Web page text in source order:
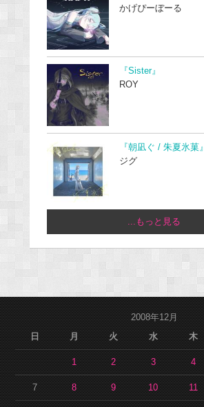
かげぴーぼーる
『Sister』
ROY
『朝凪ぐ / 朱夏氷菓』
ジグ
...もっと見る
2008年12月
日
月 火 水 木
1 2 3 4
7 8 9 10 11